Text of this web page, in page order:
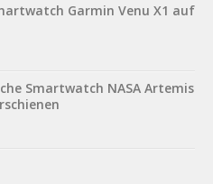
Garmin Venu X1 auf
Smartwatch NASA Artemis